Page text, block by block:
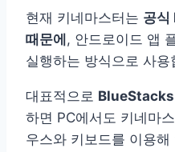
현재 키네마스터는 공식
때문에 , 안드로이드 앱
실행하는 방식으로 사용
대표적으로 BlueStacks
하면 PC에서도 키네마
우스와 키보드를 이용